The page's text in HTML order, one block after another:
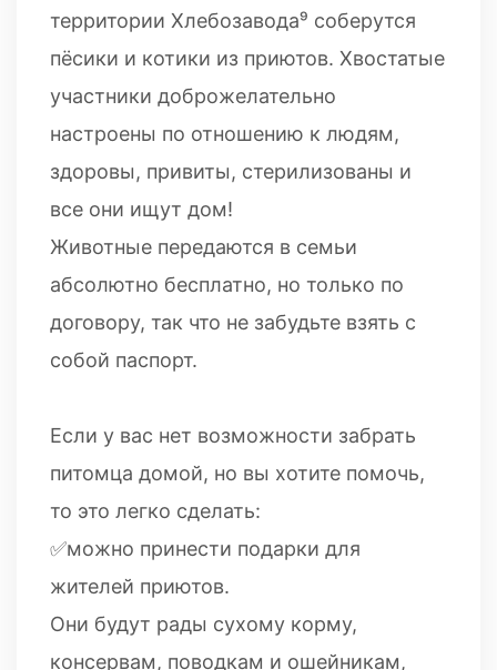
территории Хлебозавода⁹ соберутся
пёсики и котики из приютов. Хвостатые
участники доброжелательно
настроены по отношению к людям,
здоровы, привиты, стерилизованы и
все они ищут дом!
Животные передаются в семьи
абсолютно бесплатно, но только по
договору, так что не забудьте взять с
собой паспорт.
Если у вас нет возможности забрать
питомца домой, но вы хотите помочь,
то это легко сделать:
✅можно принести подарки для
жителей приютов.
Они будут рады сухому корму,
консервам, поводкам и ошейникам,